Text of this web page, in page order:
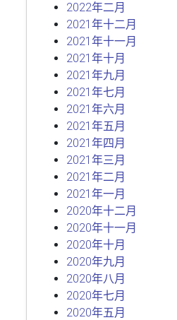
2022年二月
2021年十二月
2021年十一月
2021年十月
2021年九月
2021年七月
2021年六月
2021年五月
2021年四月
2021年三月
2021年二月
2021年一月
2020年十二月
2020年十一月
2020年十月
2020年九月
2020年八月
2020年七月
2020年五月